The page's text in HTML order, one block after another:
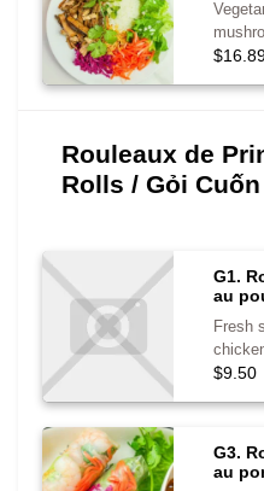
Rouleaux de
Rolls / Gỏi
G1.
au
Fresh
$9.50
G3.
au